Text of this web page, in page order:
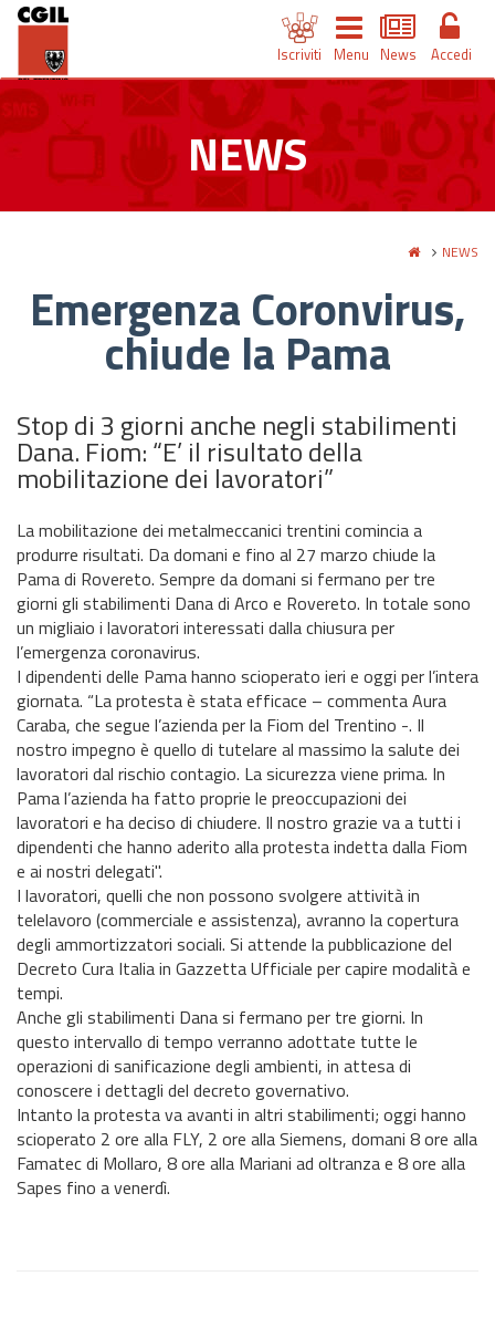
Iscriviti Menu News Accedi
NEWS
NEWS
Emergenza Coronvirus,
chiude la Pama
Stop di 3 giorni anche negli stabilimenti
Dana. Fiom: “E’ il risultato della
mobilitazione dei lavoratori”
La mobilitazione dei metalmeccanici trentini comincia a
produrre risultati. Da domani e fino al 27 marzo chiude la
Pama di Rovereto. Sempre da domani si fermano per tre
giorni gli stabilimenti Dana di Arco e Rovereto. In totale sono
un migliaio i lavoratori interessati dalla chiusura per
l’emergenza coronavirus.
I dipendenti delle Pama hanno scioperato ieri e oggi per l’intera
giornata. “La protesta è stata efficace – commenta Aura
Caraba, che segue l’azienda per la Fiom del Trentino -. Il
nostro impegno è quello di tutelare al massimo la salute dei
lavoratori dal rischio contagio. La sicurezza viene prima. In
Pama l’azienda ha fatto proprie le preoccupazioni dei
lavoratori e ha deciso di chiudere. Il nostro grazie va a tutti i
dipendenti che hanno aderito alla protesta indetta dalla Fiom
e ai nostri delegati".
I lavoratori, quelli che non possono svolgere attività in
telelavoro (commerciale e assistenza), avranno la copertura
degli ammortizzatori sociali. Si attende la pubblicazione del
Decreto Cura Italia in Gazzetta Ufficiale per capire modalità e
tempi.
Anche gli stabilimenti Dana si fermano per tre giorni. In
questo intervallo di tempo verranno adottate tutte le
operazioni di sanificazione degli ambienti, in attesa di
conoscere i dettagli del decreto governativo.
Intanto la protesta va avanti in altri stabilimenti; oggi hanno
scioperato 2 ore alla FLY, 2 ore alla Siemens, domani 8 ore alla
Famatec di Mollaro, 8 ore alla Mariani ad oltranza e 8 ore alla
Sapes fino a venerdì.